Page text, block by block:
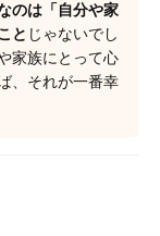
のは「自分や家
と じゃないでし
家族にとって心
、それが一番幸